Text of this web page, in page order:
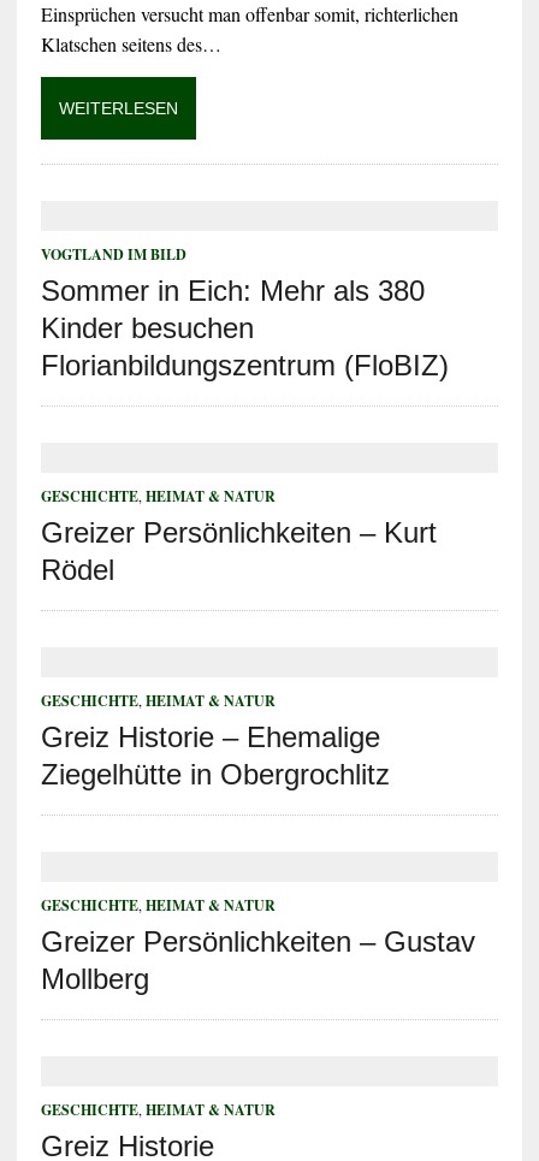
Einsprüchen versucht man offenbar somit, richterlichen
Klatschen seitens des…
WEITERLESEN
VOGTLAND IM BILD
Sommer in Eich: Mehr als 380
Kinder besuchen
Florianbildungszentrum (FloBIZ)
GESCHICHTE, HEIMAT & NATUR
Greizer Persönlichkeiten – Kurt
Rödel
GESCHICHTE, HEIMAT & NATUR
Greiz Historie – Ehemalige
Ziegelhütte in Obergrochlitz
GESCHICHTE, HEIMAT & NATUR
Greizer Persönlichkeiten – Gustav
Mollberg
GESCHICHTE, HEIMAT & NATUR
Greiz Historie